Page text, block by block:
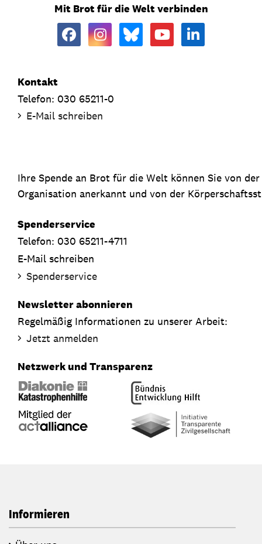
Mit Brot für die Welt verbinden
Kontakt
Telefon: 030 65211-0
E-Mail schreiben
Ihre Spende an Brot für die Welt können Sie von
Organisation anerkannt und von der
Spenderservice
Telefon: 030 65211-4711
E-Mail schreiben
Spenderservice
Newsletter abonnieren
Regelmäßig Informationen zu unserer Arbeit:
Jetzt anmelden
Netzwerk und Transparenz
Informieren